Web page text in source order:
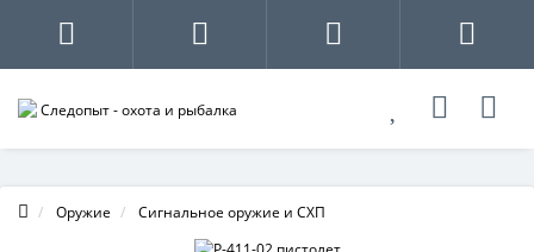
Оружие Сигнальное оружие и СХП